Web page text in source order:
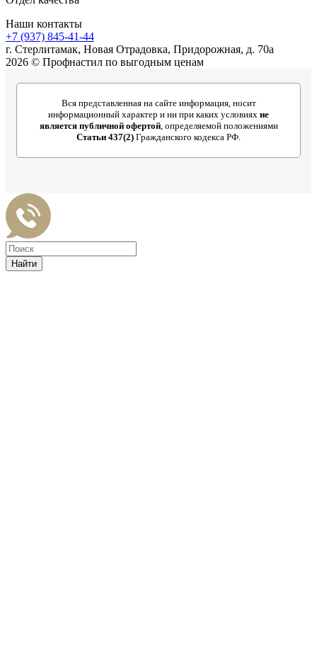
Наши контакты
+7 (937) 845-41-44
г. Стерлитамак, Новая Отрадовка, Придорожная, д. 70а
2026 © Профнастил по выгодным ценам
Вся представленная на сайте информация, носит
информационный характер и ни при каких условиях не
является публичной офертой, определяемой положениями
Статьи 437(2) Гражданского кодекса РФ.
Найти